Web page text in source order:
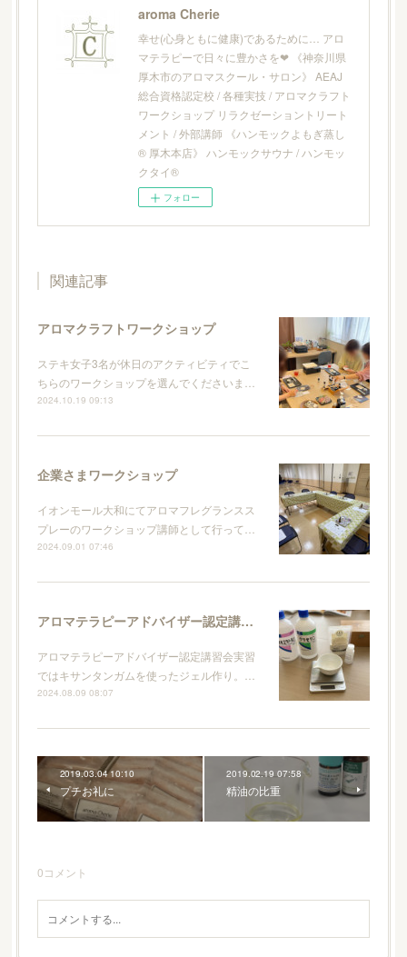
aroma Cherie
幸せ(心身ともに健康)であるために… アロ
マテラピーで日々に豊かさを❤︎ 《神奈川県
厚木市のアロマスクール・サロン》 AEAJ
総合資格認定校 / 各種実技 / アロマクラフト
ワークショップ リラクゼーショントリート
メント / 外部講師 《ハンモックよもぎ蒸し
® 厚木本店》 ハンモックサウナ / ハンモッ
クタイ®
フォロー
関連記事
アロマクラフトワークショップ
ステキ女子3名が休日のアクティビティでこ
ちらのワークショップを選んでくださいま…
2024.10.19 09:13
企業さまワークショップ
イオンモール大和にてアロマフレグランスス
プレーのワークショップ講師として行って…
2024.09.01 07:46
アロマテラピーアドバイザー認定講習会
アロマテラピーアドバイザー認定講習会実習
ではキサンタンガムを使ったジェル作り。…
2024.08.09 08:07
2019.03.04 10:10
プチお礼に
2019.02.19 07:58
精油の比重
0コメント